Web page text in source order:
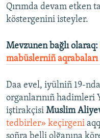
Qırımda devam etken
köstergenini isteyler.
Mevzunen bağlı olaraq:
mabüslerniñ aqrabaları
Daa evel, iyülniñ 19-
organlarınıñ
iştirakçisi Muslim
tedbirler» keçirgeni​